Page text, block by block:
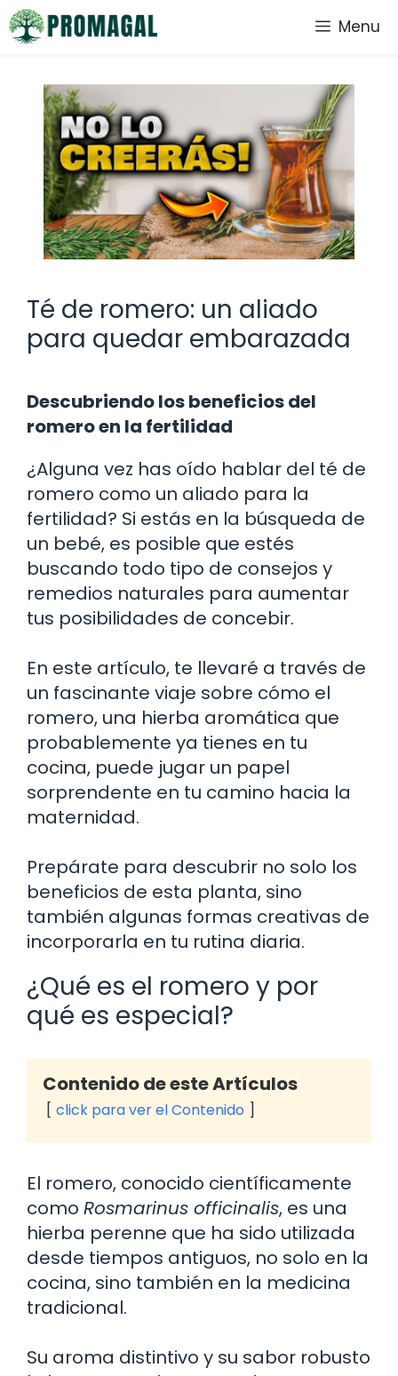
Saltar
al
Menu
Té de romero: un aliado
para quedar embarazada
Descubriendo los beneficios del
romero en la fertilidad
¿Alguna vez has oído hablar del té de
romero como un aliado para la
fertilidad? Si estás en la búsqueda de
un bebé, es posible que estés
buscando todo tipo de consejos y
remedios naturales para aumentar
tus posibilidades de concebir.
En este artículo, te llevaré a través de
un fascinante viaje sobre cómo el
romero, una hierba aromática que
probablemente ya tienes en tu
cocina, puede jugar un papel
sorprendente en tu camino hacia la
maternidad.
Prepárate para descubrir no solo los
beneficios de esta planta, sino
también algunas formas creativas de
incorporarla en tu rutina diaria.
¿Qué es el romero y por
qué es especial?
Contenido de este Artículos
click para ver el Contenido
El romero, conocido científicamente
como Rosmarinus officinalis, es una
hierba perenne que ha sido utilizada
desde tiempos antiguos, no solo en la
cocina, sino también en la medicina
tradicional.
Su aroma distintivo y su sabor robusto